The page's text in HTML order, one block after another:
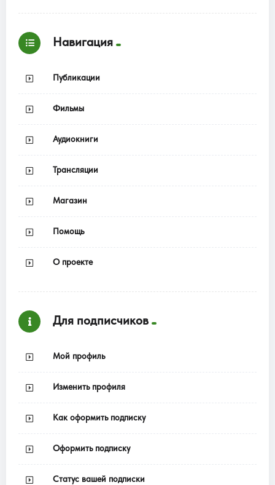
Навигация
Публикации
Фильмы
Аудиокниги
Трансляции
Магазин
Помощь
О проекте
Для подписчиков
Мой профиль
Изменить профиля
Как оформить подписку
Оформить подписку
Статус вашей подписки